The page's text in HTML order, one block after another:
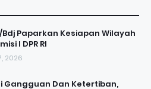
Paparkan Kesiapan Wilayah
I DPR RI
2026
Gangguan Dan Ketertiban,